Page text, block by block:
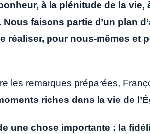
à la plénitude de la vie,
Nous faisons partie d’un plan
réaliser, pour nous-mêmes et
les remarques préparées,
riches dans la vie de
une chose importante : la